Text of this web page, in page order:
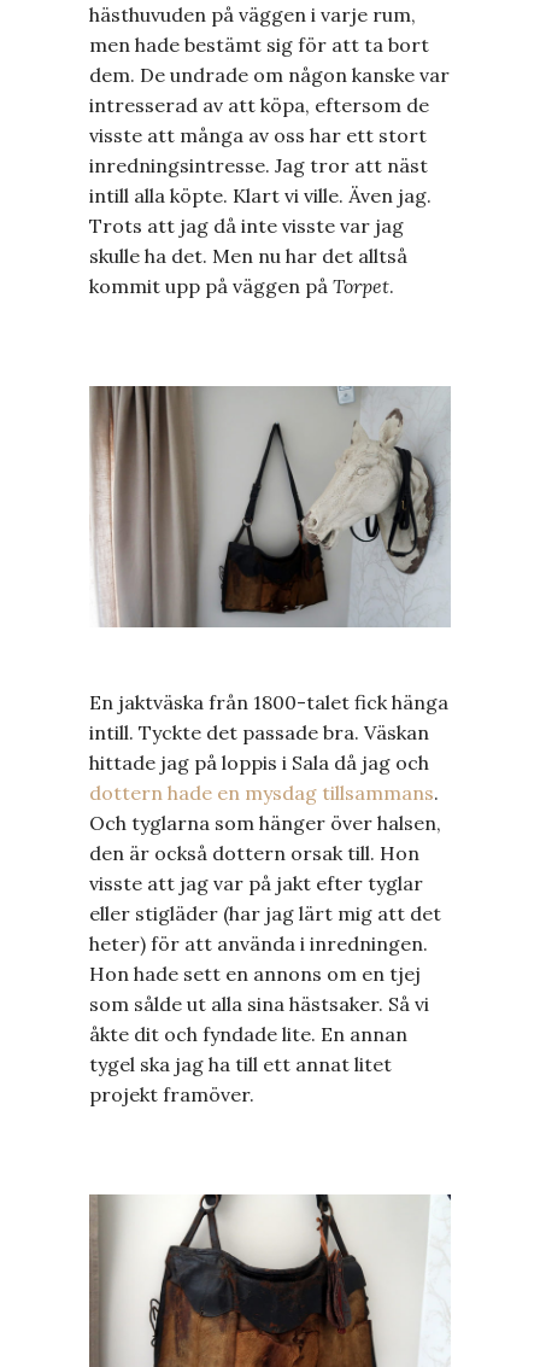
hästhuvuden på väggen i varje rum,
men hade bestämt sig för att ta bort
dem. De undrade om någon kanske var
intresserad av att köpa, eftersom de
visste att många av oss har ett stort
inredningsintresse. Jag tror att näst
intill alla köpte. Klart vi ville. Även jag.
Trots att jag då inte visste var jag
skulle ha det. Men nu har det alltså
kommit upp på väggen på Torpet.
En jaktväska från 1800-talet fick hänga
intill. Tyckte det passade bra. Väskan
hittade jag på loppis i Sala då jag och
dottern hade en mysdag tillsammans.
Och tyglarna som hänger över halsen,
den är också dottern orsak till. Hon
visste att jag var på jakt efter tyglar
eller stigläder (har jag lärt mig att det
heter) för att använda i inredningen.
Hon hade sett en annons om en tjej
som sålde ut alla sina hästsaker. Så vi
åkte dit och fyndade lite. En annan
tygel ska jag ha till ett annat litet
projekt framöver.